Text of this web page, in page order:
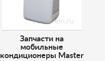
Запчасти на
мобильные
кондиционеры Master